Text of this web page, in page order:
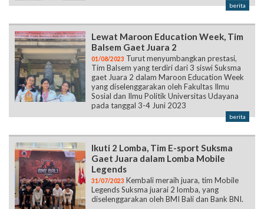
berita
Lewat Maroon Education Week, Tim
Balsem Gaet Juara 2
01/08/2023 Turut menyumbangkan prestasi,
Tim Balsem yang terdiri dari 3 siswi Suksma
gaet Juara 2 dalam Maroon Education Week
yang diselenggarakan oleh Fakultas Ilmu
Sosial dan Ilmu Politik Universitas Udayana
pada tanggal 3-4 Juni 2023
berita
Ikuti 2 Lomba, Tim E-sport Suksma
Gaet Juara dalam Lomba Mobile
Legends
31/07/2023 Kembali meraih juara, tim Mobile
Legends Suksma juarai 2 lomba, yang
diselenggarakan oleh BMI Bali dan Bank BNI.